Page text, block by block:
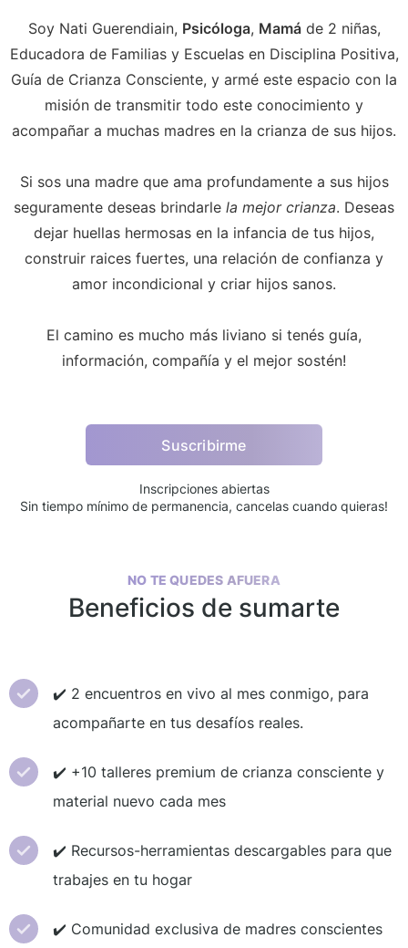
Soy Nati Guerendiain, Psicóloga, Mamáde 2 niñas,
Educadora de Familias y Escuelas en Disciplina Positiva,
Guía de Crianza Consciente, y armé este espacio con la
misión de transmitir todo este conocimiento y
acompañar a muchas madres en la crianza de sus hijos.
Si sos una madre que ama profundamente a sus hijos
seguramente deseas brindarle la mejor crianza. Deseas
dejar huellas hermosas en la infancia de tus hijos,
construir raices fuertes, una relación de confianza y
amor incondicional y criar hijos sanos.
El camino es mucho más liviano si tenés guía,
información, compañía y el mejor sostén!
Suscribirme
Inscripciones abiertas
Sin tiempo mínimo de permanencia, cancelas cuando quieras!
NO TE QUEDES AFUERA
Beneficios de sumarte
✔️ 2 encuentros en vivo al mes conmigo, para
acompañarte en tus desafíos reales.
✔️ +10 talleres premium de crianza consciente y
material nuevo cada mes
✔️ Recursos-herramientas descargables para que
trabajes en tu hogar
✔️ Comunidad exclusiva de madres conscientes